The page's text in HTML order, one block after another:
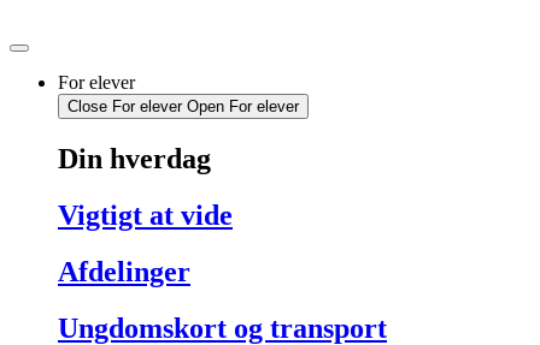
til
For elever
Close For elever Open For elever
Din hverdag
Vigtigt at vide
Afdelinger
Ungdomskort og transport